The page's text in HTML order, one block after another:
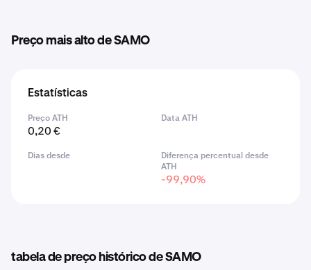
Preço mais alto de SAMO
Estatísticas
Preço ATH
0,20 €
Data ATH
Dias desde
Diferença percentual desde
ATH
-99,90%
tabela de preço histórico de SAMO